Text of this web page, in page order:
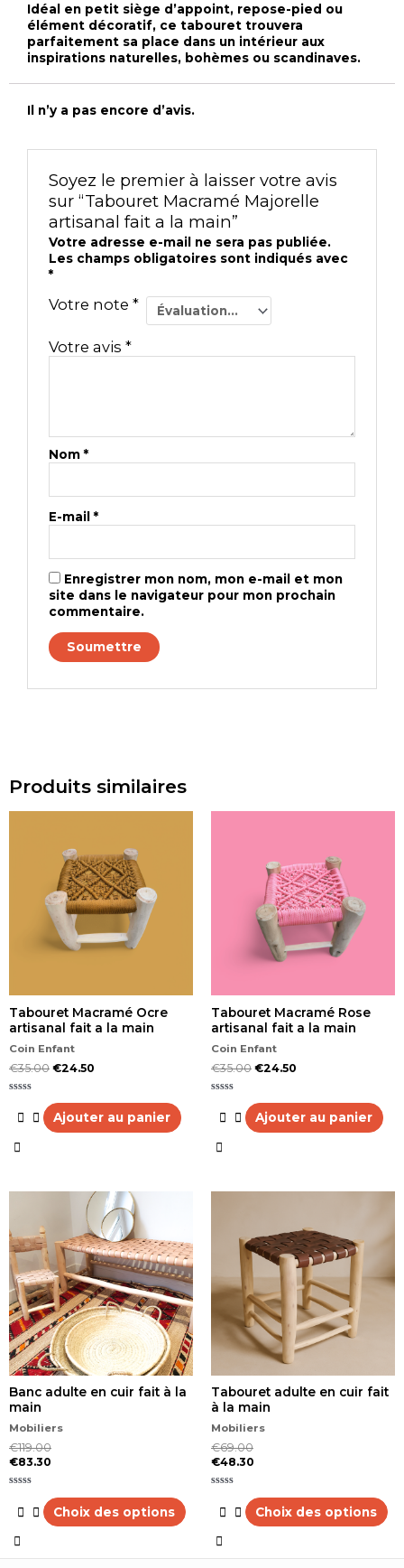
Idéal en petit siège d’appoint, repose-pied ou
élément décoratif, ce tabouret trouvera
parfaitement sa place dans un intérieur aux
inspirations naturelles, bohèmes ou scandinaves.
Il n’y a pas encore d’avis.
Soyez le premier à laisser votre avis
sur “Tabouret Macramé Majorelle
artisanal fait a la main”
Votre adresse e-mail ne sera pas publiée.
Les champs obligatoires sont indiqués avec
*
Votre note *
Votre avis *
Nom *
E-mail *
Enregistrer mon nom, mon e-mail et mon
site dans le navigateur pour mon prochain
commentaire.
Produits similaires
Tabouret Macramé Ocre
artisanal fait a la main
Coin Enfant
€35.00 €24.50
sur
Ajouter au panier
Tabouret Macramé Rose
artisanal fait a la main
Coin Enfant
€35.00 €24.50
sur
Ajouter au panier
Banc adulte en cuir fait à la
main
Mobiliers
€119.00
€83.30
sur
Choix des options
plusieurs
variations.
Les
options
peuvent
être
choisies
sur
la
page
du
produit
Tabouret adulte en cuir fait
à la main
Mobiliers
€69.00
€48.30
sur
Choix des options
plusieurs
variations.
Les
options
peuvent
être
choisies
la
page
du
produit